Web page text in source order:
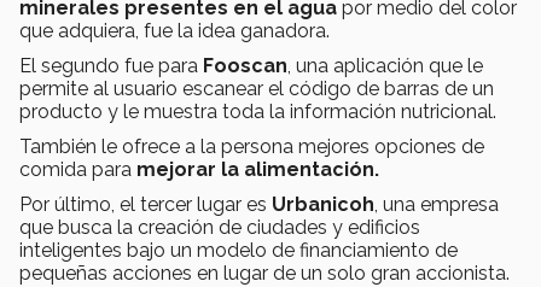
minerales presentes en el agua por medio del color
que adquiera, fue la idea ganadora.
El segundo fue para Fooscan, una aplicación que le
permite al usuario escanear el código de barras de un
producto y le muestra toda la información nutricional.
También le ofrece a la persona mejores opciones de
comida para mejorar la alimentación.
Por último, el tercer lugar es Urbanicoh, una empresa
que busca la creación de ciudades y edificios
inteligentes bajo un modelo de financiamiento de
pequeñas acciones en lugar de un solo gran accionista.